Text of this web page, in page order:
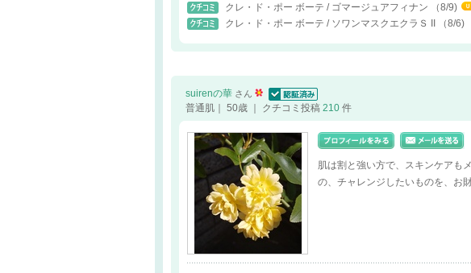
クレ・ド・ポー ボーテ / ゴマージュアフィナン
（8/9)
クレ・ド・ポー ボーテ / ソワンマスクエクラＳ II
（8/6)
suirenの華 さん
認証済
普通肌｜ 50歳 ｜ クチコミ投稿 210 件
肌は割と強い方で、スキンケアも
の、チャレンジしたいものを、お